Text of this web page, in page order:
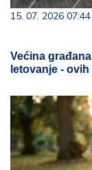
15. 07. 2026 07:44
Većina
letovanje -